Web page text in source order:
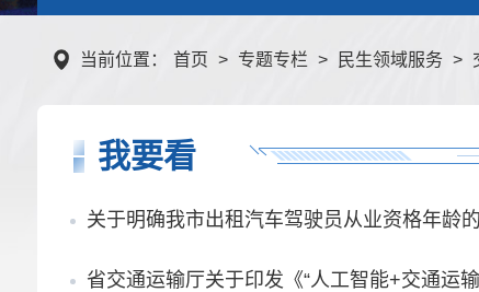
当前位置： 首页 > 专题专栏 > 民生领域服务 >
我要看
关于明确我市出租汽车驾驶员从业资格年龄
省交通运输厅关于印发《“人工智能+交通运